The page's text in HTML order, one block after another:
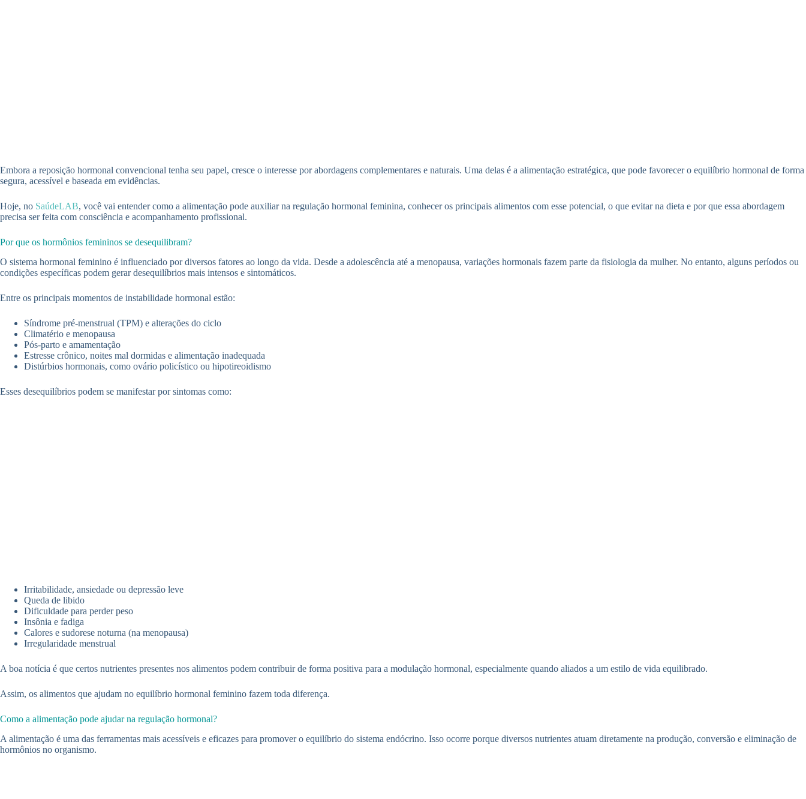
Embora a reposição hormonal convencional tenha seu papel, cresce o interesse por abordagens complementares e naturais. Uma delas é a alimentação estratégica, que pode favorecer o equilíbrio hormonal de forma
segura, acessível e baseada em evidências.
Hoje, no SaúdeLAB, você vai entender como a alimentação pode auxiliar na regulação hormonal feminina, conhecer os principais alimentos com esse potencial, o que evitar na dieta e por que essa abordagem
precisa ser feita com consciência e acompanhamento profissional.
Por que os hormônios femininos se desequilibram?
O sistema hormonal feminino é influenciado por diversos fatores ao longo da vida. Desde a adolescência até a menopausa, variações hormonais fazem parte da fisiologia da mulher. No entanto, alguns períodos ou
condições específicas podem gerar desequilíbrios mais intensos e sintomáticos.
Entre os principais momentos de instabilidade hormonal estão:
Síndrome pré-menstrual (TPM) e alterações do ciclo
Climatério e menopausa
Pós-parto e amamentação
Estresse crônico, noites mal dormidas e alimentação inadequada
Distúrbios hormonais, como ovário policístico ou hipotireoidismo
Esses desequilíbrios podem se manifestar por sintomas como:
Irritabilidade, ansiedade ou depressão leve
Queda de libido
Dificuldade para perder peso
Insônia e fadiga
Calores e sudorese noturna (na menopausa)
Irregularidade menstrual
A boa notícia é que certos nutrientes presentes nos alimentos podem contribuir de forma positiva para a modulação hormonal, especialmente quando aliados a um estilo de vida equilibrado.
Assim, os alimentos que ajudam no equilíbrio hormonal feminino fazem toda diferença.
Como a alimentação pode ajudar na regulação hormonal?
A alimentação é uma das ferramentas mais acessíveis e eficazes para promover o equilíbrio do sistema endócrino. Isso ocorre porque diversos nutrientes atuam diretamente na produção, conversão e eliminação de
hormônios no organismo.